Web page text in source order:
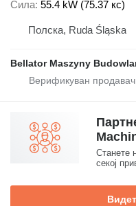
Сила 55.4 kW (75.37 кс)
Полска, Ruda Śląska
Bellator Maszyny
Станете
секој